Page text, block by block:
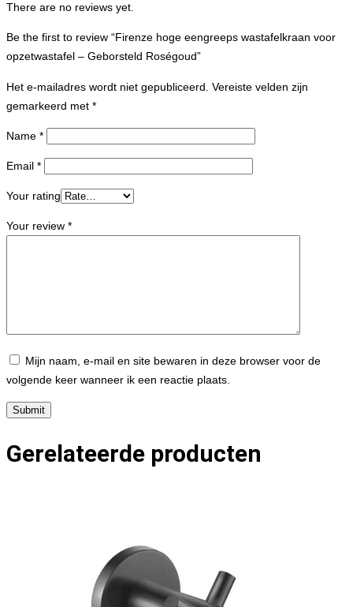
There are no reviews yet.
Be the first to review “Firenze hoge eengreeps wastafelkraan voor
opzetwastafel – Geborsteld Roségoud”
Het e-mailadres wordt niet gepubliceerd. Vereiste velden zijn
gemarkeerd met *
Name *
Email *
Your rating
Your review *
Mijn naam, e-mail en site bewaren in deze browser voor de
volgende keer wanneer ik een reactie plaats.
Gerelateerde producten